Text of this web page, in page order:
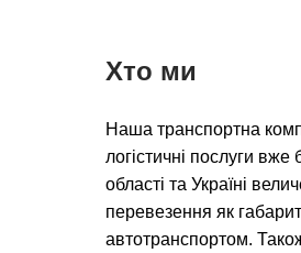
Хто ми
Наша транспортна
логістичні послуги
області та Україні
перевезення як
автотранспортом.